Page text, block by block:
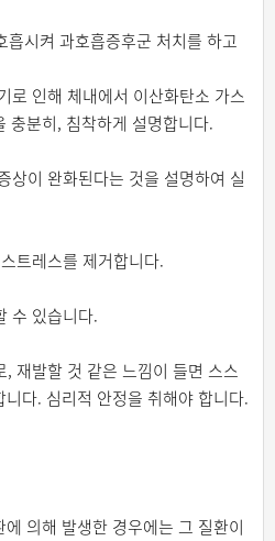
인해 체내에서 이산화탄소 가스
충분히, 침착하게 설명합니다.
이 완화된다는 것을 설명하여 실
트레스를 제거합니다.
수 있습니다.
재발할 것 같은 느낌이 들면 스스
다. 심리적 안정을 취해야 합니다.
의해 발생한 경우에는 그 질환이